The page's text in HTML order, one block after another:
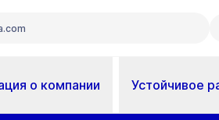
о компании Устойчивое